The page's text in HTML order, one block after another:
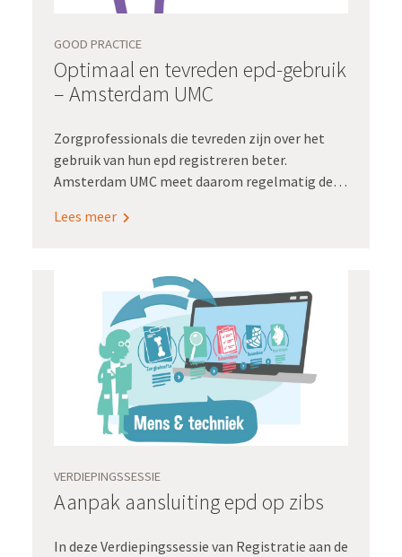
GOOD PRACTICE
Optimaal en tevreden epd-gebruik
– Amsterdam UMC
Zorgprofessionals die tevreden zijn over het
gebruik van hun epd registreren beter.
Amsterdam UMC meet daarom regelmatig de
je de resultaten van je onderzoek binnen hebt,
Viola Brouwer, directeur EvA Servicecentrum.
Lees meer
VERDIEPINGSSESSIE
Aanpak aansluiting epd op zibs
In deze Verdiepingssessie van Registratie aan de